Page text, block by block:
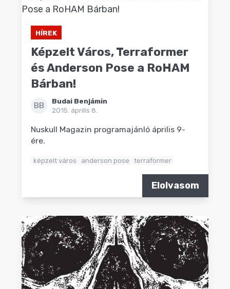
HÍREK
Képzelt Város, Terraformer
és Anderson Pose a RoHAM
Bárban!
BB
Budai Benjámin
2015. április 8.
Nuskull Magazin programajánló április 9-
ére.
képzelt város anderson pose terraformer
Elolvasom